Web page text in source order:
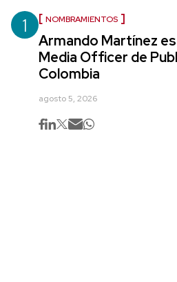
1 NOMBRAMIENTOS
Armando Martínez
Media Officer de
Colombia
agosto 5, 2026